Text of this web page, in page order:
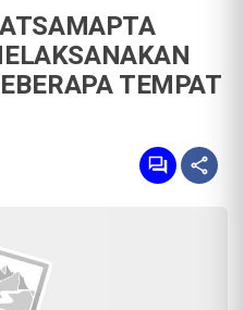
TEMPAT